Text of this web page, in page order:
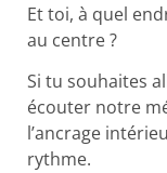
Et toi, à quel
au centre ?
Si tu souhaites
écouter notre
l’ancrage
rythme.